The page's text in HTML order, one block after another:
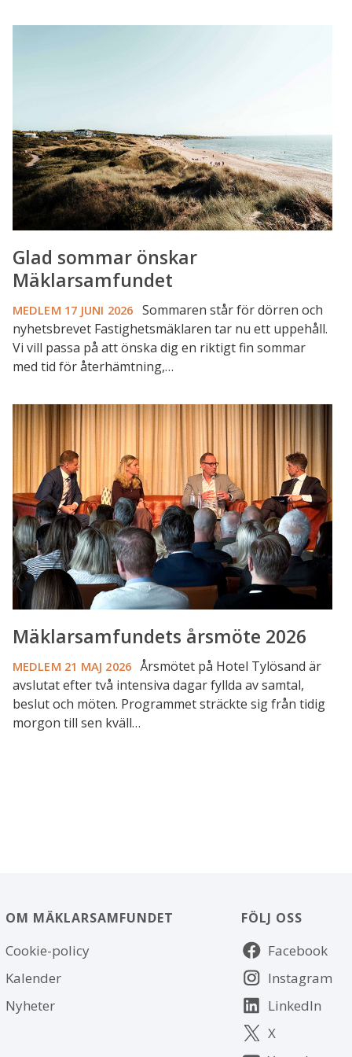
Glad sommar önskar
Mäklarsamfundet
MEDLEM 17 JUNI 2026 Sommaren står för dörren och
nyhetsbrevet Fastighetsmäklaren tar nu ett uppehåll.
Vi vill passa på att önska dig en riktigt fin sommar
med tid för återhämtning,…
Mäklarsamfundets årsmöte 2026
MEDLEM 21 MAJ 2026 Årsmötet på Hotel Tylösand är
avslutat efter två intensiva dagar fyllda av samtal,
beslut och möten. Programmet sträckte sig från tidig
morgon till sen kväll…
OM MÄKLARSAMFUNDET
Om
Cookie-policy
Kalender
Nyheter
FÖLJ OSS
Följ
oss
Facebook
Instagram
LinkedIn
X